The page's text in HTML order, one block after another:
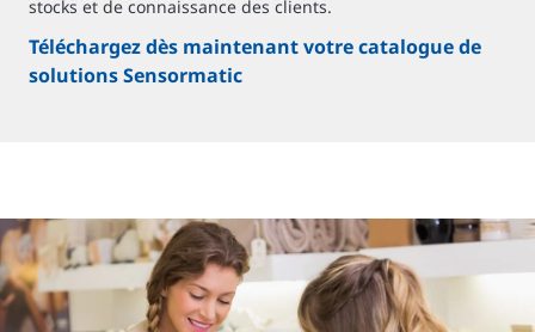
stocks et de connaissance des clients.
Téléchargez dès maintenant votre catalogue de
solutions Sensormatic